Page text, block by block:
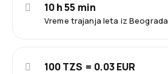
Vreme trajanja leta iz Beograda
10 h 55 min
100 TZS = 0.03 EUR